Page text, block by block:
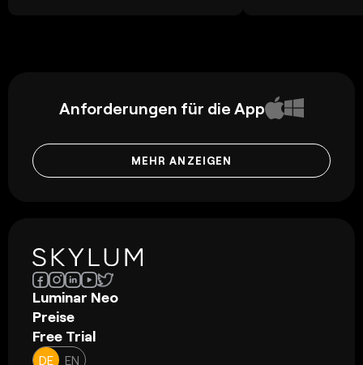
Anforderungen für die App
MEHR ANZEIGEN
Luminar Neo
Preise
Free Trial
DE EN